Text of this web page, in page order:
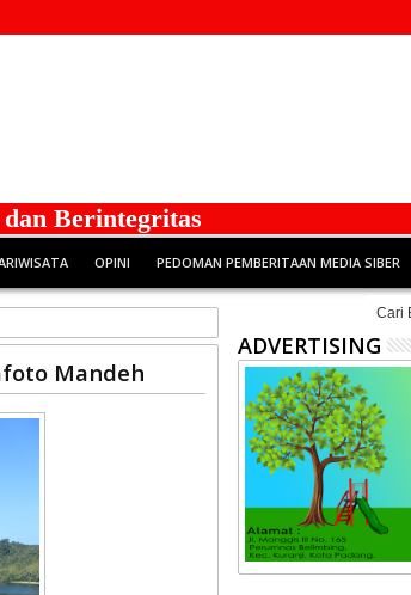
Berintegritas
OPINI PEDOMAN PEMBERITAAN MEDIA SIBER
Mandeh
ADVERTISING